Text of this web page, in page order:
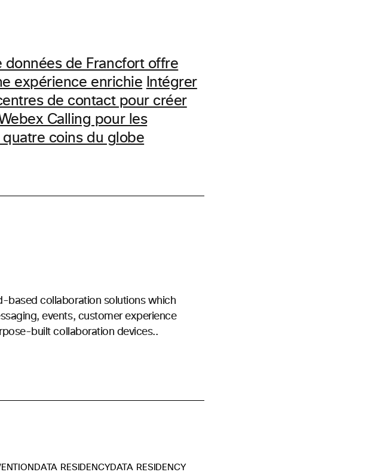
données de Francfort offre
expérience enrichie Intégrer
de contact pour créer
Calling pour les
coins du globe
based collaboration solutions which
events, customer experience
built collaboration devices..
DATA RESIDENCYDATA RESIDENCY